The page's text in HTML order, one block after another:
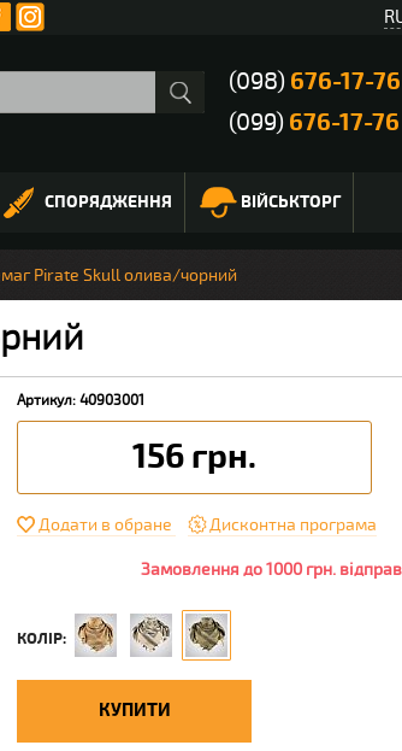
(098) 676-17-76
(099) 676-17-76
СПОРЯДЖЕННЯ ВІЙСЬКТОРГ
Pirate Skull олива/чорний
Артикул: 40903001
156 грн.
Додати в обране Дисконтна програма
Замовлення до 1000 грн.
КОЛІР:
КУПИТИ